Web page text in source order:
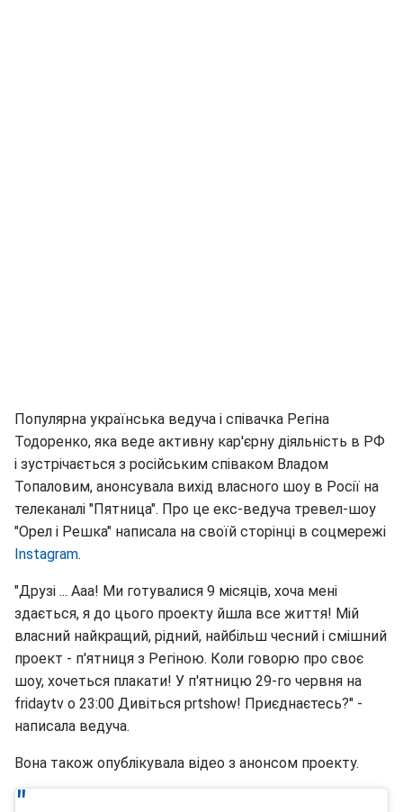
Популярна українська ведуча і співачка Регіна
Тодоренко, яка веде активну кар'єрну діяльність в РФ
і зустрічається з російським співаком Владом
Топаловим, анонсувала вихід власного шоу в Росії на
телеканалі "Пятница". Про це екс-ведуча тревел-шоу
"Орел і Решка" написала на своїй сторінці в соцмережі
Instagram.
"Друзі ... Ааа! Ми готувалися 9 місяців, хоча мені
здається, я до цього проекту йшла все життя! Мій
власний найкращий, рідний, найбільш чесний і смішний
проект - п'ятниця з Регіною. Коли говорю про своє
шоу, хочеться плакати! У п'ятницю 29-го червня на
fridaytv о 23:00 Дивіться prtshow! Приєднаєтесь?" -
написала ведуча.
Вона також опублікувала відео з анонсом проекту.